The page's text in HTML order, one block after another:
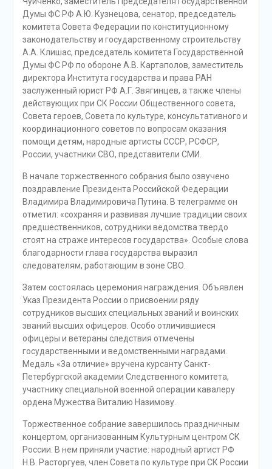
Думы ФС РФ А.Ю. Кузнецова, сенатор, председатель
комитета Совета Федерации по конституционному
законодательству и государственному строительству
А.А. Клишас, председатель комитета Государственной
Думы ФС РФ по обороне А.В. Картаполов, заместитель
директора Института государства и права РАН
заслуженный юрист РФ А.Г. Звягинцев, а также члены
действующих при СК России Общественного совета,
Совета героев, Совета по культуре, консультативного и
координационного советов по вопросам оказания
помощи детям, народные артисты СССР, РСФСР,
России, участники СВО, представители СМИ.
В начале торжественного собрания было озвучено
поздравление Президента Российской Федерации
Владимира Владимировича Путина. В телеграмме он
отметил: «сохраняя и развивая лучшие традиции своих
предшественников, сотрудники ведомства твердо
стоят на страже интересов государства». Особые слова
благодарности глава государства выразил
следователям, работающим в зоне СВО.
Затем состоялась церемония награждения. Объявлен
Указ Президента России о присвоении ряду
сотрудников высших специальных званий и воинских
званий высших офицеров. Особо отличившиеся
офицеры и ветераны следствия отмечены
государственными и ведомственными наградами.
Медаль «За отличие» вручена курсанту Санкт-
Петербургской академии Следственного комитета,
участнику специальной военной операции кавалеру
ордена Мужества Виталию Назимову.
Торжественное собрание завершилось праздничным
концертом, организованным Культурным центром СК
России. В нем приняли участие: народный артист РФ
Н.В. Расторгуев, член Совета по культуре при СК России